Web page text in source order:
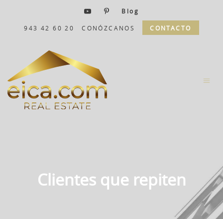
Blog
943 42 60 20 CONÓZCANOS CONTACTO
Clientes que repiten